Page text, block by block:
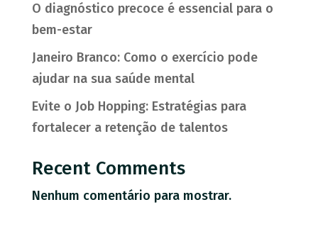
O diagnóstico precoce é essencial para o
bem-estar
Janeiro Branco: Como o exercício pode
ajudar na sua saúde mental
Evite o Job Hopping: Estratégias para
fortalecer a retenção de talentos
Recent Comments
Nenhum comentário para mostrar.